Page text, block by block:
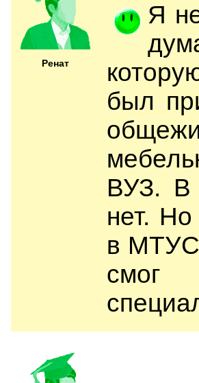
Ренат
Я
был
ВУЗ. В
нет. Но
в
смог